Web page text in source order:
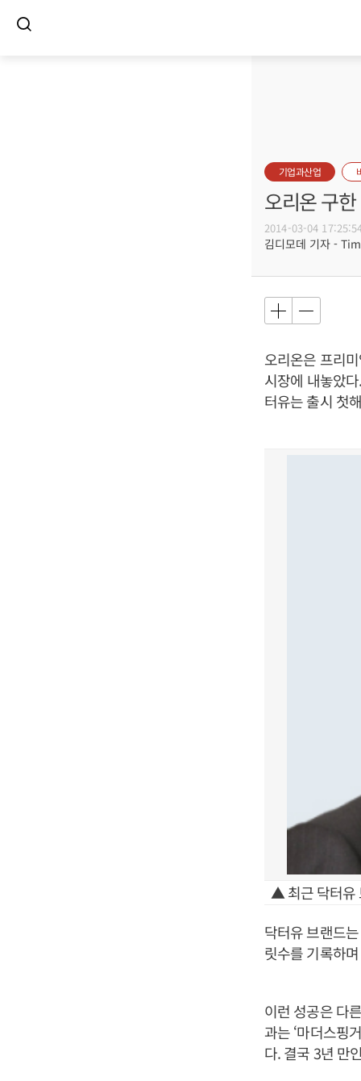
기업과산업
오리온 구
2014-03-04
김디모데 기자 -
오리온은 프리
시장에 내놓았
터유는 출시 첫
▲ 최근 닥터유
닥터유 브랜드
릿수를 기록하
이런 성공은 다
과는 ‘마더스핑
다. 결국 3년 만